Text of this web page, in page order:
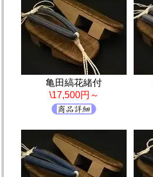
亀田縞花緒付
\17,500円～